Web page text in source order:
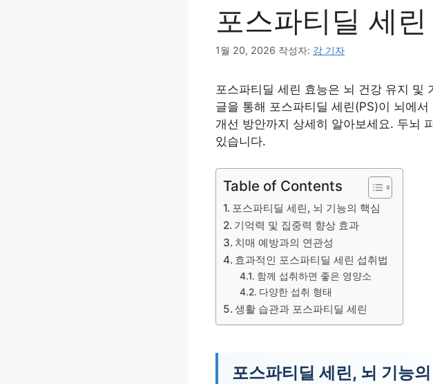
포스파티딜 세
1월 20, 2026 작성자: 강 기자
포스파티딜 세린 효능은 뇌 건강 유지 및
글을 통해 포스파티딜 세린(PS)이 뇌에
개선 방안까지 상세히 알아보세요. 두뇌
있습니다.
Table of Contents
포스파티딜 세린, 뇌 기능의 핵심
기억력 및 집중력 향상 효과
치매 예방과의 연관성
효과적인 포스파티딜 세린 섭취법
함께 섭취하면 좋은 영양소
다양한 섭취 형태
생활 습관과 포스파티딜 세린
포스파티딜 세린, 뇌 기능